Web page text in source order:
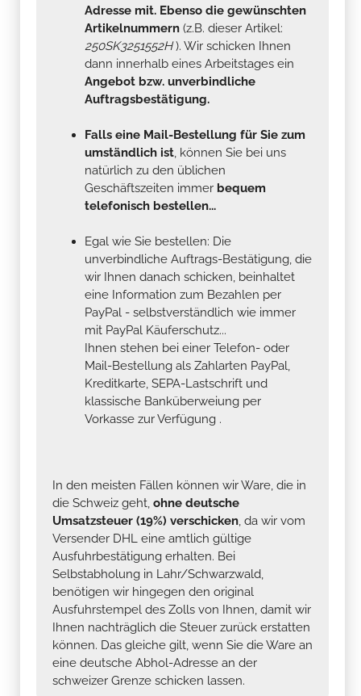
250SK3251552H). Wir schicken Ihnen
dann innerhalb eines Arbeitstages ein
Angebot bzw. unverbindliche
Auftragsbestätigung.
Falls eine Mail-Bestellung für Sie zum
natürlich zu den üblichen
Geschäftszeiten immerbequem
telefonisch bestellen...
Egal wie Sie bestellen: Die
wir Ihnen danach schicken, beinhaltet
eine Information zum Bezahlen per
PayPal - selbstverständlich wie immer
mit PayPal Käuferschutz...
Ihnen stehen bei einer Telefon- oder
Mail-Bestellung als Zahlarten PayPal,
Kreditkarte, SEPA-Lastschrift und
klassische Banküberweiung per
Vorkasse zur Verfügung .
Umsatzsteuer (19%) verschicken, da wir vom
Versender DHL eine amtlich gültige
Ausfuhrbestätigung erhalten. Bei
Selbstabholung in Lahr/Schwarzwald,
benötigen wir hingegen den original
Ausfuhrstempel des Zolls von Ihnen, damit wir
Ihnen nachträglich die Steuer zurück erstatten
können. Das gleiche gilt, wenn Sie die Ware an
eine deutsche Abhol-Adresse an der
schweizer Grenze schicken lassen.